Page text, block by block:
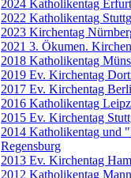
2024 Katholikentag Erfurt
2022 Katholikentag
2023 Kirchentag
2021 3. Ökumen.
2018 Katholikentag
2019 Ev. Kirchentag
2017 Ev. Kirchentag
2016 Katholikentag
2015 Ev. Kirchentag
2014 Katholikentag und
Regensburg
2013 Ev. Kirchentag
2012 Katholikentag